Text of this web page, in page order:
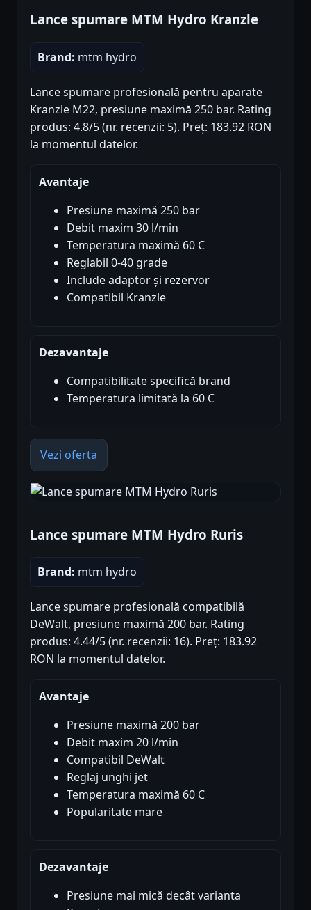
Lance spumare MTM Hydro Kranzle
Brand: mtm hydro
Lance spumare profesională pentru aparate
Kranzle M22, presiune maximă 250 bar. Rating
produs: 4.8/5 (nr. recenzii: 5). Preț: 183.92 RON
la momentul datelor.
Avantaje
Presiune maximă 250 bar
Debit maxim 30 l/min
Temperatura maximă 60 C
Reglabil 0-40 grade
Include adaptor și rezervor
Compatibil Kranzle
Dezavantaje
Compatibilitate specifică brand
Temperatura limitată la 60 C
Vezi oferta
Lance spumare MTM Hydro Ruris
Brand: mtm hydro
Lance spumare profesională compatibilă
DeWalt, presiune maximă 200 bar. Rating
produs: 4.44/5 (nr. recenzii: 16). Preț: 183.92
RON la momentul datelor.
Avantaje
Presiune maximă 200 bar
Debit maxim 20 l/min
Compatibil DeWalt
Reglaj unghi jet
Temperatura maximă 60 C
Popularitate mare
Dezavantaje
Presiune mai mică decât varianta